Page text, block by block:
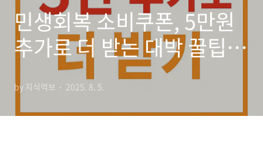
민생회복 소비쿠폰, 5만원
추가로 더 받는 대박 꿀팁!
(놓치면 후회)
by 지식먹보 2025. 8. 5.